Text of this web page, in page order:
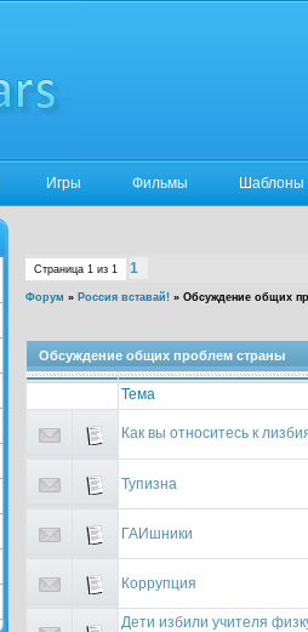
Игры Фильмы Шаблоны
Страница 1 из 1 1
Форум » Россия вставай! » Обсуждение общих
Обсуждение общих проблем страны
Тема
Как вы относитесь к
Тупизна
ГАИшники
Коррупция
Дети избили учителя